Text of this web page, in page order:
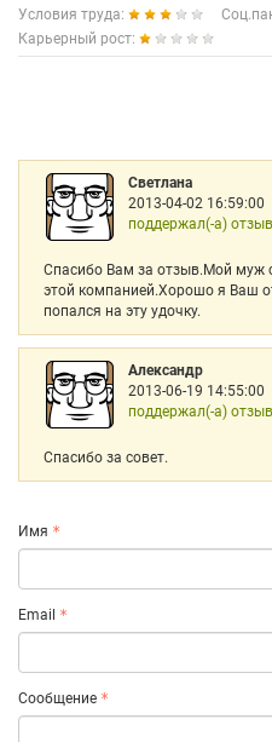
Условия труда:
Карьерный рост:
Светлана
2013-04-02 16:59:00
поддержал(-а) отзыв
Спасибо Вам за отзыв.Мой муж
этой компанией.Хорошо я Ваш
попался на эту удочку.
Александр
2013-06-19 14:55:00
поддержал(-а) отзыв
Спасибо за совет.
Имя
Email
Сообщение